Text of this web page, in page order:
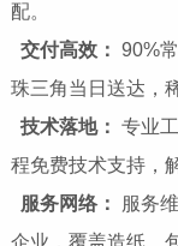
配。
交付高效： 90%
珠三角当日送达，
技术落地： 专业
程免费技术支持，
服务网络：
服务